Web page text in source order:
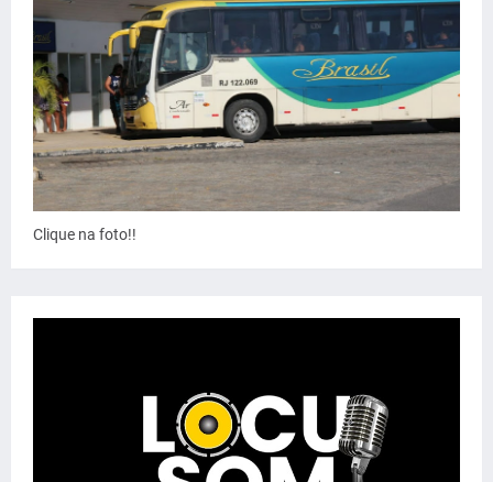
Clique na foto!!